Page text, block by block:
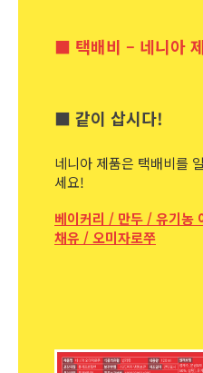
■ 택배비 – 네니아
■ 같이 삽시다!
네니아 제품은 택배비를
세요!
베이커리 / 만두 / 유기농
채유 / 오미자로쭈